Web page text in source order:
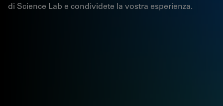
di Science Lab e condividete la vostra esperienza.